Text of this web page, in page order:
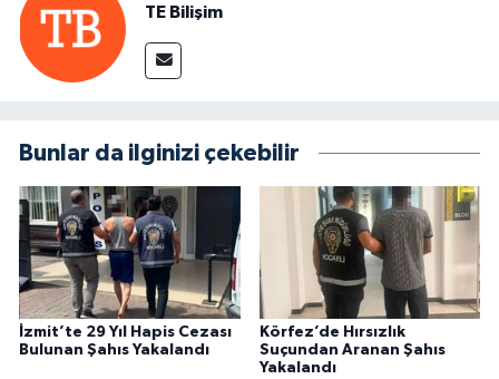
TE Bilişim
Bunlar da ilginizi çekebilir
İzmit’te 29 Yıl Hapis Cezası
Bulunan Şahıs Yakalandı
Körfez’de Hırsızlık
Suçundan Aranan Şahıs
Yakalandı